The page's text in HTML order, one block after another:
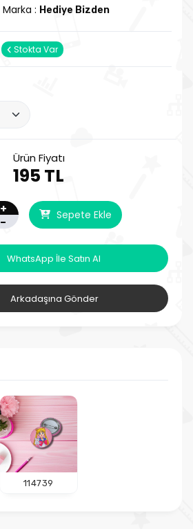
Marka : Hediye Bizden
Stokta Var
Ürün Fiyatı
195 TL
+
-
Sepete Ekle
WhatsApp İle Satın Al
Arkadaşına Gönder
114739